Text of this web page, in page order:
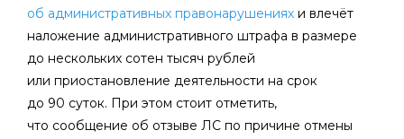
об административных правонарушениях и влечёт
наложение административного штрафа в размере
до нескольких сотен тысяч рублей
или приостановление деятельности на срок
до 90 суток. При этом стоит отметить,
что сообщение об отзыве ЛС по причине отмены